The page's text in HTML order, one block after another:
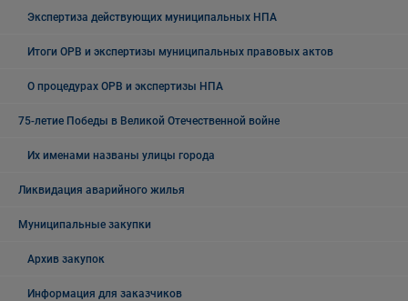
Экспертиза действующих муниципальных НПА
Итоги ОРВ и экспертизы муниципальных правовых актов
О процедурах ОРВ и экспертизы НПА
75-летие Победы в Великой Отечественной войне
Их именами названы улицы города
Ликвидация аварийного жилья
Муниципальные закупки
Архив закупок
Информация для заказчиков